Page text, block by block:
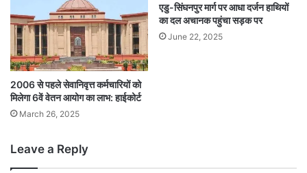
2006 से पहले सेवानिवृत्त कर्मचारियों को
मिलेगा 6वें वेतन आयोग का लाभ: हाईकोर्ट
March 26, 2025
एडु-सिंघनपुर मार्ग पर आधा दर्जन हाथियों
का दल अचानक पहुंचा सड़क पर
June 22, 2025
Leave a Reply